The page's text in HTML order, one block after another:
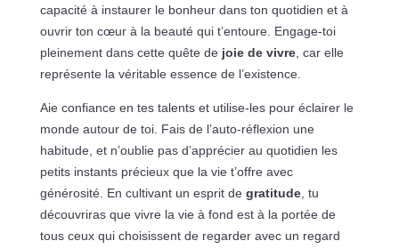
capacité à instaurer le bonheur dans ton quotidien et à
ouvrir ton cœur à la beauté qui t’entoure. Engage-toi
pleinement dans cette quête de joie de vivre, car elle
représente la véritable essence de l’existence.
Aie confiance en tes talents et utilise-les pour éclairer le
monde autour de toi. Fais de l’auto-réflexion une
habitude, et n’oublie pas d’apprécier au quotidien les
petits instants précieux que la vie t’offre avec
générosité. En cultivant un esprit de gratitude, tu
découvriras que vivre la vie à fond est à la portée de
tous ceux qui choisissent de regarder avec un regard